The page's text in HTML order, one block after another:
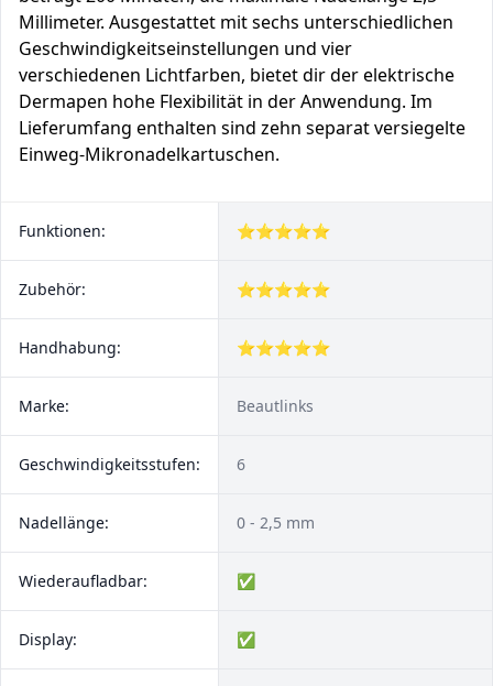
Millimeter. Ausgestattet mit sechs unterschiedlichen
Geschwindigkeitseinstellungen und vier
verschiedenen Lichtfarben, bietet dir der elektrische
Dermapen hohe Flexibilität in der Anwendung. Im
Lieferumfang enthalten sind zehn separat versiegelte
Einweg-Mikronadelkartuschen.
Funktionen: ⭐⭐⭐⭐⭐
Zubehör: ⭐⭐⭐⭐⭐
Handhabung: ⭐⭐⭐⭐⭐
Marke: Beautlinks
Geschwindigkeitsstufen: 6
Nadellänge: 0 - 2,5 mm
Wiederaufladbar: ✅
Display: ✅